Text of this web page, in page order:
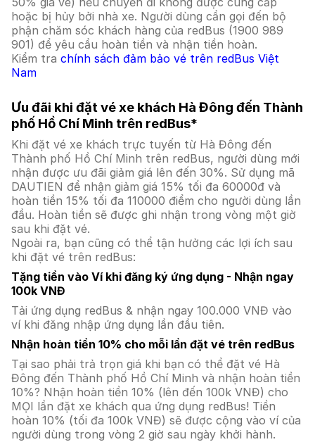
hoặc bị hủy bởi nhà xe. Người dùng cần gọi đến bộ
phận chăm sóc khách hàng của redBus (1900 989
901) để yêu cầu hoàn tiền và nhận tiền hoàn.
Kiểm tra chính sách đảm bảo vé trên redBus Việt
Nam
Ưu đãi khi đặt vé xe khách Hà Đông đến Thành
phố Hồ Chí Minh trên redBus*
Khi đặt vé xe khách trực tuyến từ Hà Đông đến
Thành phố Hồ Chí Minh trên redBus, người dùng mới
nhận được ưu đãi giảm giá lên đến 30%. Sử dụng mã
DAUTIEN để nhận giảm giá 15% tối đa 60000đ và
hoàn tiền 15% tối đa 110000 điểm cho người dùng lần
đầu. Hoàn tiền sẽ được ghi nhận trong vòng một giờ
sau khi đặt vé.
Ngoài ra, bạn cũng có thể tận hưởng các lợi ích sau
khi đặt vé trên redBus:
Tặng tiền vào Ví khi đăng ký ứng dụng - Nhận ngay
100k VNĐ
Tải ứng dụng redBus & nhận ngay 100.000 VNĐ vào
ví khi đăng nhập ứng dụng lần đầu tiên.
Nhận hoàn tiền 10% cho mỗi lần đặt vé trên redBus
Tại sao phải trả trọn giá khi bạn có thể đặt vé Hà
Đông đến Thành phố Hồ Chí Minh và nhận hoàn tiền
10%? Nhận hoàn tiền 10% (lên đến 100k VNĐ) cho
MỌI lần đặt xe khách qua ứng dụng redBus! Tiền
hoàn 10% (tối đa 100k VNĐ) sẽ được cộng vào ví của
người dùng trong vòng 2 giờ sau ngày khởi hành.